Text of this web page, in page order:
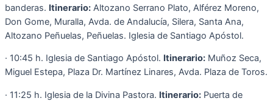
banderas. Itinerario: Altozano Serrano Plato, Alférez Moreno,
Don Gome, Muralla, Avda. de Andalucía, Silera, Santa Ana,
Altozano Peñuelas, Peñuelas. Iglesia de Santiago Apóstol.
· 10:45 h. Iglesia de Santiago Apóstol. Itinerario: Muñoz Seca,
Miguel Estepa, Plaza Dr. Martínez Linares, Avda. Plaza de Toros.
· 11:25 h. Iglesia de la Divina Pastora. Itinerario: Puerta de